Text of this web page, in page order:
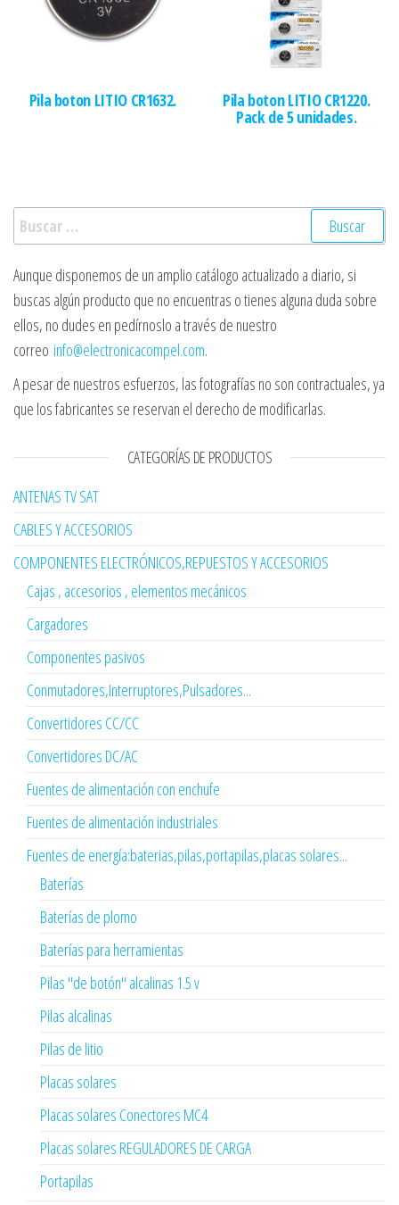
Pila boton LITIO CR1632. Pila boton LITIO CR1220.
Pack de 5 unidades.
Buscar:
Aunque disponemos de un amplio catálogo actualizado a diario, si
buscas algún producto que no encuentras o tienes alguna duda sobre
ellos, no dudes en pedírnoslo a través de nuestro
correo info@electronicacompel.com.
A pesar de nuestros esfuerzos, las fotografías no son contractuales, ya
que los fabricantes se reservan el derecho de modificarlas.
CATEGORÍAS DE PRODUCTOS
ANTENAS TV SAT
CABLES Y ACCESORIOS
COMPONENTES ELECTRÓNICOS,REPUESTOS Y ACCESORIOS
Cajas , accesorios , elementos mecánicos
Cargadores
Componentes pasivos
Conmutadores,Interruptores,Pulsadores...
Convertidores CC/CC
Convertidores DC/AC
Fuentes de alimentación con enchufe
Fuentes de alimentación industriales
Fuentes de energía:baterias,pilas,portapilas,placas solares...
Baterías
Baterías de plomo
Baterías para herramientas
Pilas "de botón" alcalinas 1.5 v
Pilas alcalinas
Pilas de litio
Placas solares
Placas solares Conectores MC4
Placas solares REGULADORES DE CARGA
Portapilas